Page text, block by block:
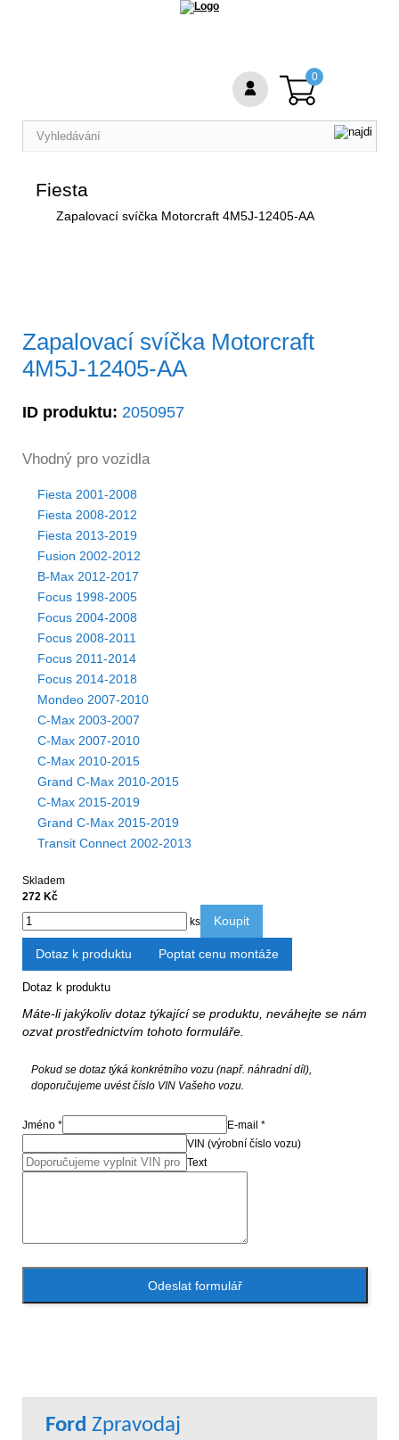
Fiesta
Zapalovací svíčka Motorcraft 4M5J-12405-AA
Zapalovací svíčka Motorcraft
4M5J-12405-AA
ID produktu: 2050957
Vhodný pro vozidla
Fiesta 2001-2008
Fiesta 2008-2012
Fiesta 2013-2019
Fusion 2002-2012
B-Max 2012-2017
Focus 1998-2005
Focus 2004-2008
Focus 2008-2011
Focus 2011-2014
Focus 2014-2018
Mondeo 2007-2010
C-Max 2003-2007
C-Max 2007-2010
C-Max 2010-2015
Grand C-Max 2010-2015
C-Max 2015-2019
Grand C-Max 2015-2019
Transit Connect 2002-2013
Skladem
272 Kč
ks
Koupit
Dotaz k produktu Poptat cenu montáže
Dotaz k produktu
Máte-li jakýkoliv dotaz týkající se produktu, neváhejte se nám
ozvat prostřednictvím tohoto formuláře.
Pokud se dotaz týká konkrétního vozu (např. náhradní díl),
doporučujeme uvést číslo VIN Vašeho vozu.
Jméno *
E-mail *
VIN (výrobní číslo vozu)
Text
Odeslat formulář
Ford Zpravodaj
0